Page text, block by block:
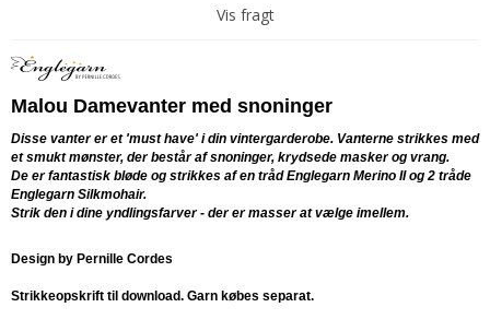
Vis fragt
Malou Damevanter med snoninger
Disse vanter er et 'must have' i din vintergarderobe. Vanterne strikkes med
et smukt mønster, der består af snoninger, krydsede masker og vrang.
De er fantastisk bløde og strikkes af en tråd Englegarn Merino II og 2 tråde
Englegarn Silkmohair.
Strik den i dine yndlingsfarver - der er masser at vælge imellem.
Design by Pernille Cordes
Strikkeopskrift til download. Garn købes separat.